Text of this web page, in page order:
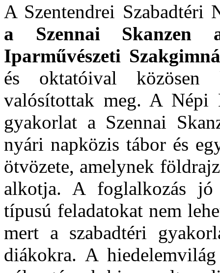
A Szentendrei Szabadtéri
a Szennai Skanzen
Iparművészeti
és oktatóival közösen
valósítottak meg. A Népi
gyakorlat a Szennai
nyári napközis tábor és
ötvözete, amelynek
alkotja. A foglalkozás
típusú feladatokat nem
mert a szabadtéri
diákokra. A